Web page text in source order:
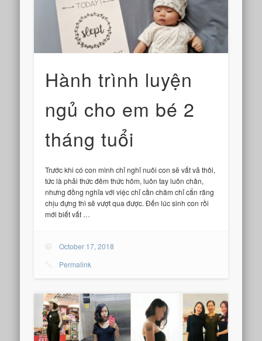
Hành trình luyện
ngủ cho em bé 2
tháng tuổi
Trước khi có con mình chỉ nghĩ nuôi con sẽ vất vả thôi,
tức là phải thức đêm thức hôm, luôn tay luôn chân,
nhưng đồng nghĩa với việc chỉ cần chăm chỉ cắn răng
chịu đựng thì sẽ vượt qua được. Đến lúc sinh con rồi
mới biết vất …
October 17, 2018
Permalink